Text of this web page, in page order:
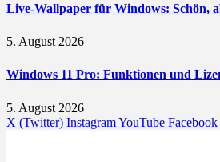
Live-Wallpaper für Windows: Schön,
5. August 2026
Windows 11 Pro: Funktionen und
5. August 2026
X (Twitter) InstagramYouTube Facebook